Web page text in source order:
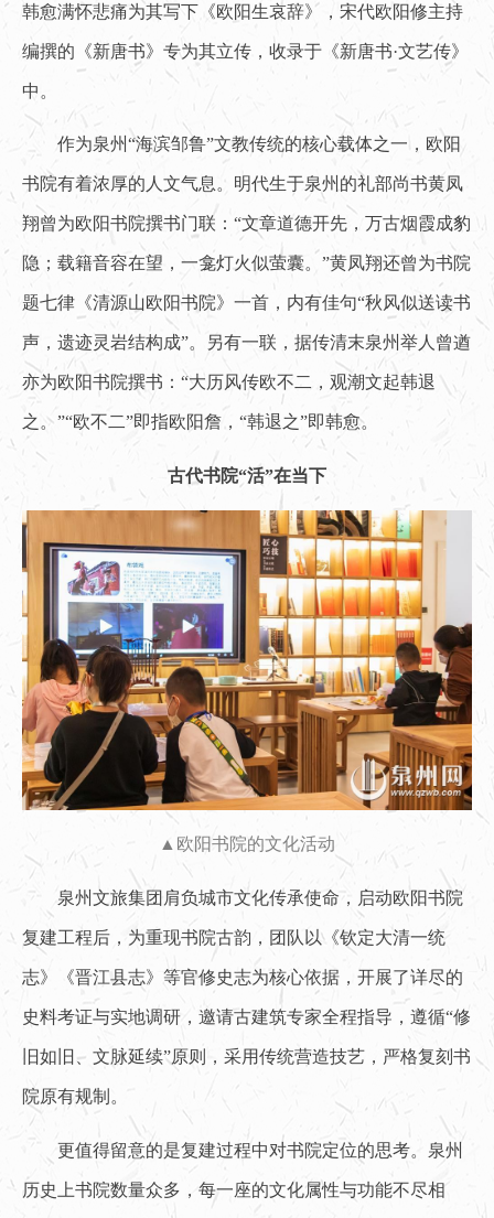
韩愈满怀悲痛为其写下《欧阳生哀辞》，宋代欧阳修主持
编撰的《新唐书》专为其立传，收录于《新唐书·文艺传》
中。
作为泉州“海滨邹鲁”文教传统的核心载体之一，欧阳
书院有着浓厚的人文气息。明代生于泉州的礼部尚书黄凤
翔曾为欧阳书院撰书门联：“文章道德开先，万古烟霞成豹
隐；载籍音容在望，一龛灯火似萤囊。”黄凤翔还曾为书院
题七律《清源山欧阳书院》一首，内有佳句“秋风似送读书
声，遗迹灵岩结构成”。另有一联，据传清末泉州举人曾遒
亦为欧阳书院撰书：“大历风传欧不二，观潮文起韩退
之。”“欧不二”即指欧阳詹，“韩退之”即韩愈。
古代书院“活”在当下
▲欧阳书院的文化活动
泉州文旅集团肩负城市文化传承使命，启动欧阳书院
复建工程后，为重现书院古韵，团队以《钦定大清一统
志》《晋江县志》等官修史志为核心依据，开展了详尽的
史料考证与实地调研，邀请古建筑专家全程指导，遵循“修
旧如旧、文脉延续”原则，采用传统营造技艺，严格复刻书
院原有规制。
更值得留意的是复建过程中对书院定位的思考。泉州
历史上书院数量众多，每一座的文化属性与功能不尽相